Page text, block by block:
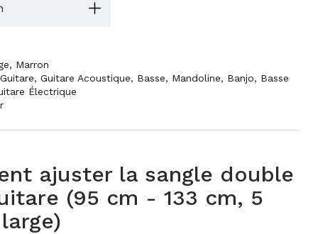
, Marron
Guitare,Guitare Acoustique, Basse, Mandoline, Banjo, Basse
Électrique
ajuster la sangle double
(95 cm - 133 cm, 5